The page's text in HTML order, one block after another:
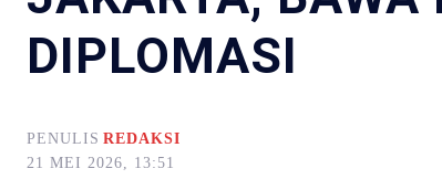
DIPLOMASI
PENULIS REDAKSI
21 MEI 2026, 13:51